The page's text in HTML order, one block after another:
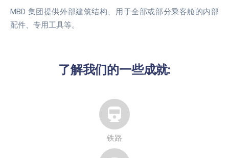
MBD 集团提供外部建筑结构、用于全部或部分乘客舱的内部
配件、专用工具等。
了解我们的一些成就:
铁路